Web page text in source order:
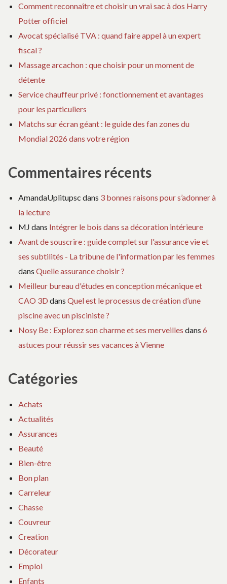
Comment reconnaître et choisir un vrai sac à dos Harry
Potter officiel
Avocat spécialisé TVA : quand faire appel à un expert
fiscal ?
Massage arcachon : que choisir pour un moment de
détente
Service chauffeur privé : fonctionnement et avantages
pour les particuliers
Matchs sur écran géant : le guide des fan zones du
Mondial 2026 dans votre région
Commentaires récents
AmandaUplitupsc dans 3 bonnes raisons pour s’adonner à
la lecture
MJ dans Intégrer le bois dans sa décoration intérieure
Avant de souscrire : guide complet sur l'assurance vie et
ses subtilités - La tribune de l'information par les femmes
dans Quelle assurance choisir ?
Meilleur bureau d'études en conception mécanique et
CAO 3D dans Quel est le processus de création d’une
piscine avec un pisciniste ?
Nosy Be : Explorez son charme et ses merveilles dans 6
astuces pour réussir ses vacances à Vienne
Catégories
Achats
Actualités
Assurances
Beauté
Bien-être
Bon plan
Carreleur
Chasse
Couvreur
Creation
Décorateur
Emploi
Enfants